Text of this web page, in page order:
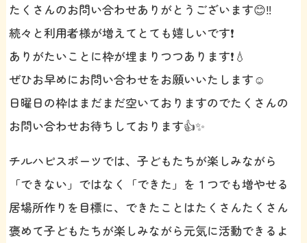
たくさんのお問い合わせありがとうございます😊‼️
続々と利用者様が増えてとても嬉しいです❗️
ありがたいことに枠が埋まりつつあります❗️💧
ぜひお早めにお問い合わせをお願いいたします☺️
日曜日の枠はまだまだ空いておりますのでたくさんの
お問い合わせお待ちしております👍✨
チルハピスポーツでは、子どもたちが楽しみながら
「できない」ではなく「できた」を１つでも増やせる
居場所作りを目標に、できたことはたくさんたくさん
褒めて子どもたちが楽しみながら元気に活動できるよ